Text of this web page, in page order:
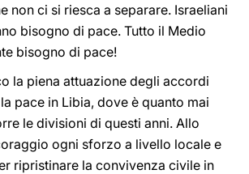
non ci si riesca a separare. Israeliani
bisogno di pace. Tutto il Medio
bisogno di pace!
la piena attuazione degli accordi
pace in Libia, dove è quanto mai
le divisioni di questi anni. Allo
ogni sforzo a livello locale e
ripristinare la convivenza civile in